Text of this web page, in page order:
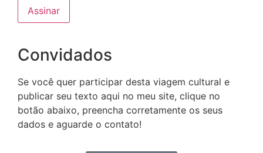
Convidados
Se você quer participar desta viagem cultural e
publicar seu texto aqui no meu site, clique no
botão abaixo, preencha corretamente os seus
dados e aguarde o contato!